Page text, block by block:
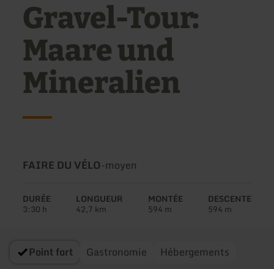
Gravel-Tour:
Maare und
Mineralien
Type
circuit:
FAIRE DU VÉLO-Difficulté:
moyen
DURÉE
3:30 h
LONGUEUR
42,7 km
MONTÉE
594 m
DESCENTE
594 m
Point fort Gastronomie Hébergements